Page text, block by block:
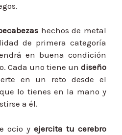
hechos de metal
de primera categoría
en buena condición
Cada uno tiene un diseño
en un reto desde el
lo tienes en la mano y
a él.
ocio y ejercita tu cerebro